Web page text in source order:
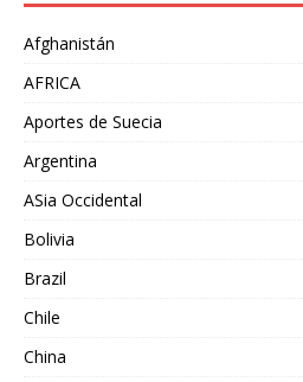
Afghanistán
AFRICA
Aportes de Suecia
Argentina
ASia Occidental
Bolivia
Brazil
Chile
China